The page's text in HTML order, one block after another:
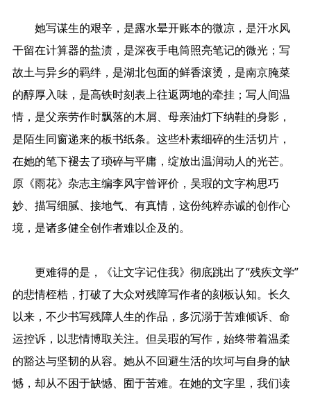
她写谋生的艰辛，是露水晕开账本的微凉，是汗水风
干留在计算器的盐渍，是深夜手电筒照亮笔记的微光；写
故土与异乡的羁绊，是湖北包面的鲜香滚烫，是南京腌菜
的醇厚入味，是高铁时刻表上往返两地的牵挂；写人间温
情，是父亲劳作时飘落的木屑、母亲油灯下纳鞋的身影，
是陌生同窗递来的板书纸条。这些朴素细碎的生活切片，
在她的笔下褪去了琐碎与平庸，绽放出温润动人的光芒。
原《雨花》杂志主编李风宇曾评价，吴瑕的文字构思巧
妙、描写细腻、接地气、有真情，这份纯粹赤诚的创作心
境，是诸多健全创作者难以企及的。
更难得的是，《让文字记住我》彻底跳出了“残疾文学”
的悲情桎梏，打破了大众对残障写作者的刻板认知。长久
以来，不少书写残障人生的作品，多沉溺于苦难倾诉、命
运控诉，以悲情博取关注。但吴瑕的写作，始终带着温柔
的豁达与坚韧的从容。她从不回避生活的坎坷与自身的缺
憾，却从不困于缺憾、囿于苦难。在她的文字里，我们读